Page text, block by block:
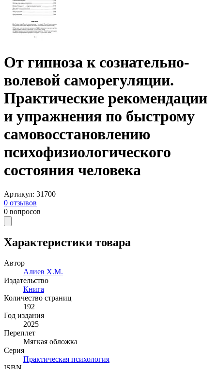
От гипноза к сознательно-
волевой саморегуляции.
Практические рекомендации
и упражнения по быстрому
самовосстановлению
психофизиологического
состояния человека
Артикул: 31700
0 отзывов
0 вопросов
Характеристики товара
Автор
Алиев Х.М.
Издательство
Книга
Количество страниц
192
Год издания
2025
Переплет
Мягкая обложка
Серия
Практическая психология